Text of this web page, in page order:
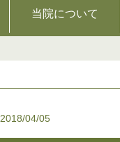
当院について
2018/04/05